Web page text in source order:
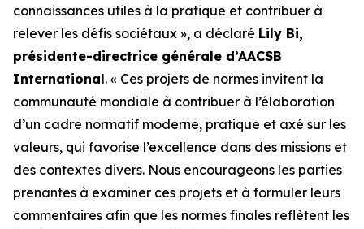
connaissances utiles à la pratique et contribuer à
relever les défis sociétaux », a déclaré Lily Bi,
présidente-directrice générale d’AACSB
International. « Ces projets de normes invitent la
communauté mondiale à contribuer à l’élaboration
d’un cadre normatif moderne, pratique et axé sur les
valeurs, qui favorise l’excellence dans des missions et
des contextes divers. Nous encourageons les parties
prenantes à examiner ces projets et à formuler leurs
commentaires afin que les normes finales reflètent les